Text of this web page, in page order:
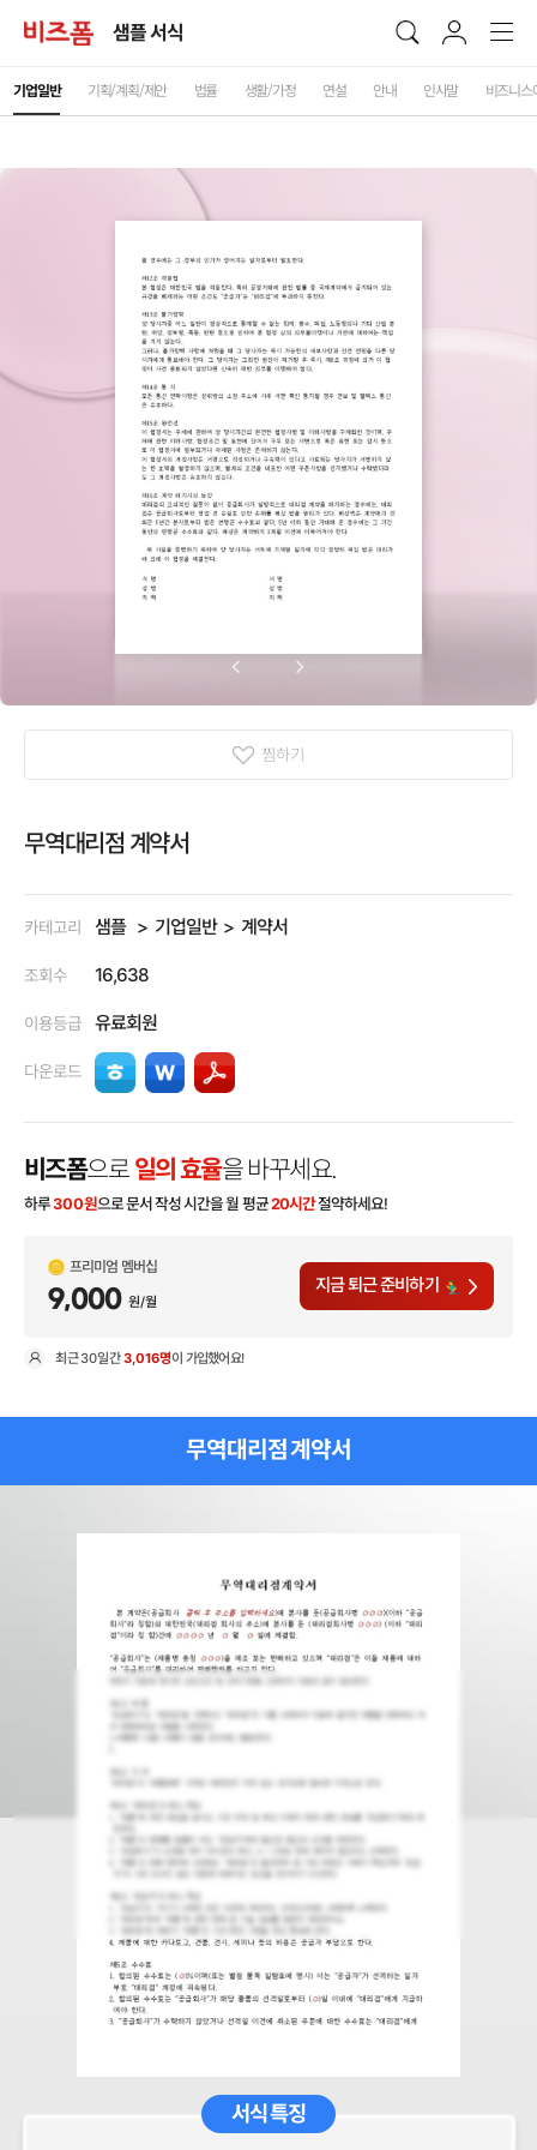
샘플 서식
기업일반 기획/계획/제안 법률 생활/가정 연설 안내 인사말 비즈니스
찜하기
무역대리점 계약서
카테고리 샘플 기업일반 계약서
조회수 16,638
이용등급 유료회원
다운로드
비즈폼으로 일의 효율을 바꾸세요.
하루300원으로 문서 작성 시간을 월 평균20시간절약하세요!
프리미엄 멤버십
9,000 원/월
지금 퇴근 준비하기
최근30일간3,016명이 가입했어요!
무역대리점 계약서
서식 특징